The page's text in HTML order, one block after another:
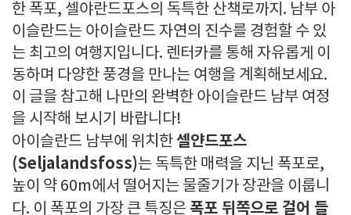
한 폭포, 셀야란드포스의 독특한 산책로까지. 남부 아
이슬란드는 아이슬란드 자연의 진수를 경험할 수 있
는 최고의 여행지입니다. 렌터카를 통해 자유롭게 이
동하며 다양한 풍경을 만나는 여행을 계획해보세요.
이 글을 참고해 나만의 완벽한 아이슬란드 남부 여정
을 시작해 보시기 바랍니다!
아이슬란드 남부에 위치한셀얀드포스
(Seljalandsfoss)는 독특한 매력을 지닌 폭포로,
높이 약 60m에서 떨어지는 물줄기가 장관을 이룹니
다. 이 폭포의 가장 큰 특징은 폭포 뒤쪽으로 걸어 들